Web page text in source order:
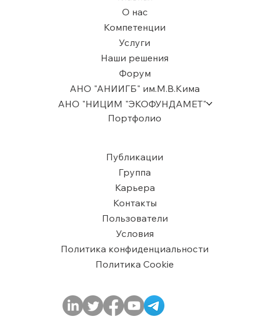
О нас
Компетенции
Услуги
Наши решения
Форум
АНО "АНИИГБ" им.М.В.Кима
АНО "НИЦИМ "ЭКОФУНДАМЕТ"
Портфолио
Публикации
Группа
Карьера
Контакты
Пользователи
​Условия
Политика конфиденциальности
Политика Cookie